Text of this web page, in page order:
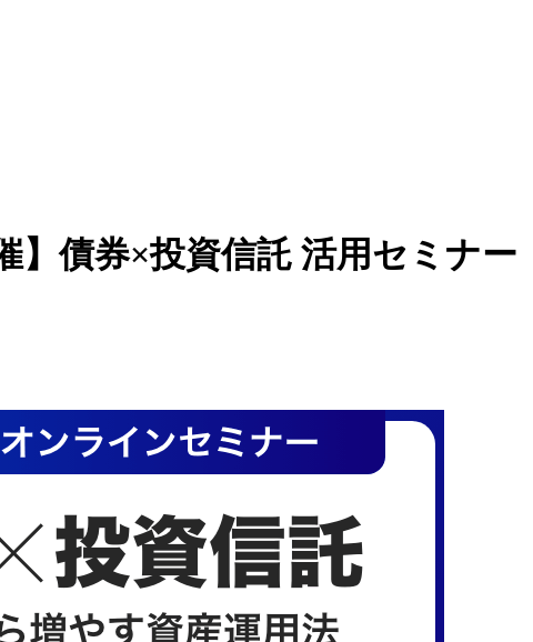
】債券×投資信託 活用セミナー｜